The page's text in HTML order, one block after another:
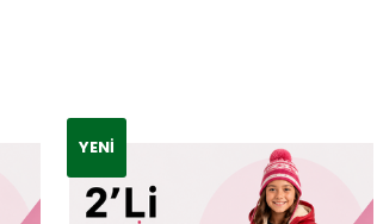
YENI